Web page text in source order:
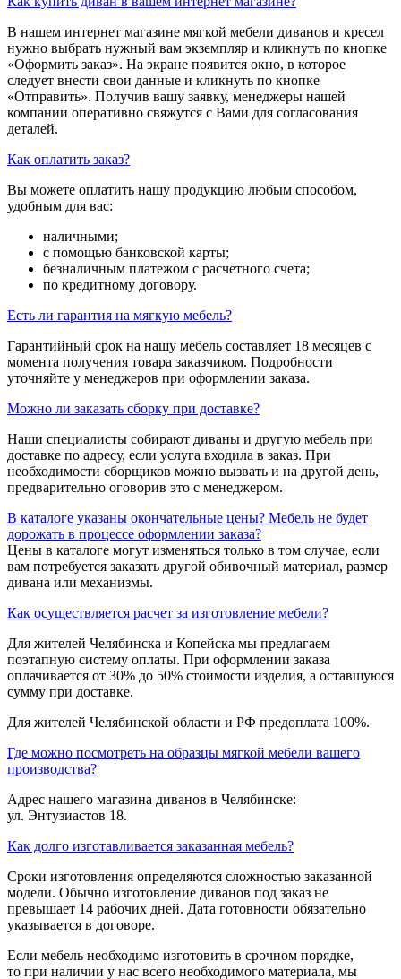
В нашем интернет магазине мягкой мебели диванов и кресел
нужно выбрать нужный вам экземпляр и кликнуть по кнопке
«Оформить заказ». На экране появится окно, в которое
следует внести свои данные и кликнуть по кнопке
«Отправить». Получив вашу заявку, менеджеры нашей
компании оперативно свяжутся с Вами для согласования
деталей.
Как оплатить заказ?
Вы можете оплатить нашу продукцию любым способом,
удобным для вас:
наличными;
с помощью банковской карты;
безналичным платежом с расчетного счета;
по кредитному договору.
Есть ли гарантия на мягкую мебель?
Гарантийный срок на нашу мебель составляет 18 месяцев с
момента получения товара заказчиком. Подробности
уточняйте у менеджеров при оформлении заказа.
Можно ли заказать сборку при доставке?
Наши специалисты собирают диваны и другую мебель при
доставке по адресу, если услуга входила в заказ. При
необходимости сборщиков можно вызвать и на другой день,
предварительно оговорив это с менеджером.
В каталоге указаны окончательные цены? Мебель не будет
дорожать в процессе оформлении заказа?
Цены в каталоге могут изменяться только в том случае, если
вам потребуется заказать другой обивочный материал, размер
дивана или механизмы.
Как осуществляется расчет за изготовление мебели?
Для жителей Челябинска и Копейска мы предлагаем
поэтапную систему оплаты. При оформлении заказа
оплачивается от 30% до 50% стоимости изделия, а оставшуюся
сумму при доставке.
Для жителей Челябинской области и РФ предоплата 100%.
Где можно посмотреть на образцы мягкой мебели вашего
производства?
Адрес нашего магазина диванов в Челябинске:
ул. Энтузиастов 18.
Как долго изготавливается заказанная мебель?
Сроки изготовления определяются сложностью заказанной
модели. Обычно изготовление диванов под заказ не
превышает 14 рабочих дней. Дата готовности обязательно
указывается в договоре.
Если мебель необходимо изготовить в срочном порядке,
то при наличии у нас всего необходимого материала, мы